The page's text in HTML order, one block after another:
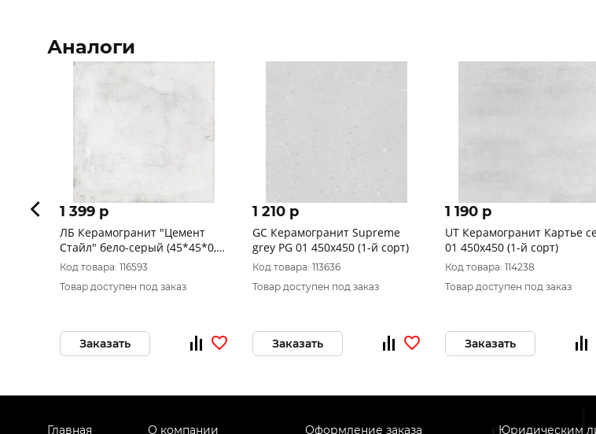
Аналоги
1 399 p
ЛБ Керамогранит "Цемент
Стайл" бело-серый (45*45*0,8)
1сорт NEW
Код товара: 116593
Товар доступен под заказ
Заказать
1 210 p
GC Керамогранит Supreme
grey PG 01 450х450 (1-й сорт)
Код товара: 113636
Товар доступен под заказ
Заказать
1 190 p
UT Керамогранит Картье
01 450х450 (1-й сорт)
Код товара: 114238
Товар доступен под заказ
Заказать
Главная О компании Оформление заказа Юридическим